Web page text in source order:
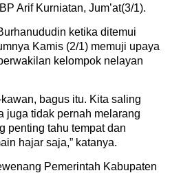
Arif Kurniatan, Jum’at(3/1).
ketika ditemui
Kamis (2/1) memuji upaya
kelompok nelayan
bagus itu. Kita saling
juga tidak pernah melarang
penting tahu tempat dan
hajar saja,” katanya.
Pemerintah Kabupaten